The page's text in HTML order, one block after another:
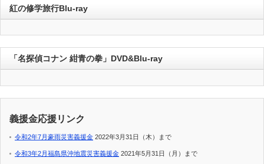
紅の修学旅行Blu-ray
「名探偵コナン 紺青の拳」DVD&Blu-ray
義援金応援リンク
令和2年7月豪雨災害義援金 2022年3月31日（木）まで
令和3年2月福島県沖地震災害義援金 2021年5月31日（月）まで